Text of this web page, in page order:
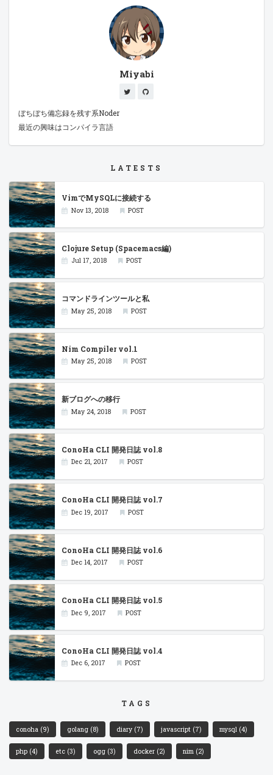
Commander.jsはサブコマンドの実装で大ハマリしたが、cobraはわり
と素直な動作だしドキュメントが充実してて書きやすい。 お供は
viper、蛇繋がりか。 こちらはJSON、YAML、TOML等の設定ファイル
をよしなに展開してくれる。 また、cobraとの共存も見越しており、オ
プション設定にフックしてよしなに上書きすることも可能。 なにそれ便
利過ぎィ！ ただし、環境変数や複数の設定ファイル読み込み、オプショ
ンのオーバーライド等の兼ね合いから、 ファイルへの書き込みはサポー
トしていない模様。 (なんかファイルに書き出したいという要望がプル
リクに上がってて、マージされてるっぽいんだけど、masterにはない
もよう) ファイルへ吐き出す場合は、別途何かしらのライブラリを用意
してきて勝手に出力するしかない。 ただまぁ、viperから最新の値を抜
な。 TOMLを導入 TOMLとはGitHubの人が提唱している設定ファイル。
IniとJSONの良いとこ取りといった感じ、インデント無しで配列やオブ
ジェクトを宣言出来るため、ネスト地獄が起こらないのが主張。 最初は
YAMLで書いてたのだが、どうもTOMLの方が便利そうなのでそちらを
成して外出し。 どうしたものか、conf.auth = xxxがundefinedですとコ
ンパイル通さなくなった。 しかしここはさすがのQiitaクオリティ、同
じネタでハマった人を発見して無事解決。 参考サイト: Goの構造体を
packageに外出ししてハマッたこと
Miyabi
ぼちぼち備忘録を残す系Noder
最近の興味はコンパイラ言語
LATESTS
VimでMySQLに接続する
Nov 13, 2018 POST
Clojure Setup (Spacemacs編)
Jul 17, 2018 POST
コマンドラインツールと私
May 25, 2018 POST
Nim Compiler vol.1
May 25, 2018 POST
新ブログへの移行
May 24, 2018 POST
ConoHa CLI 開発日誌 vol.8
Dec 21, 2017 POST
ConoHa CLI 開発日誌 vol.7
Dec 19, 2017 POST
ConoHa CLI 開発日誌 vol.6
Dec 14, 2017 POST
ConoHa CLI 開発日誌 vol.5
Dec 9, 2017 POST
ConoHa CLI 開発日誌 vol.4
Dec 6, 2017 POST
TAGS
conoha (9) golang (8) diary (7) javascript (7) mysql (4)
php (4) etc (3) ogg (3) docker (2) nim (2)